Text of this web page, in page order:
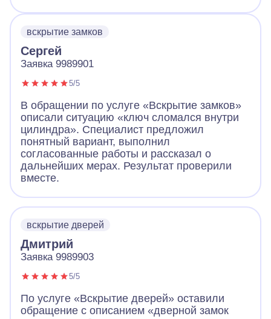
вскрытие замков
Сергей
Заявка 9989901
5/5
В обращении по услуге «Вскрытие замков»
описали ситуацию «ключ сломался внутри
цилиндра». Специалист предложил
понятный вариант, выполнил
согласованные работы и рассказал о
дальнейших мерах. Результат проверили
вместе.
вскрытие дверей
Дмитрий
Заявка 9989903
5/5
По услуге «Вскрытие дверей» оставили
обращение с описанием «дверной замок